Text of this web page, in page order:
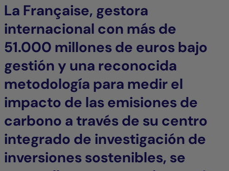
La Française, gestora
internacional con más de
51.000 millones de euros bajo
gestión y una reconocida
metodología para medir el
impacto de las emisiones de
carbono a través de su centro
integrado de investigación de
inversiones sostenibles, se